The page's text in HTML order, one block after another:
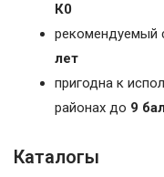
К0
рекомендуемый
лет
пригодна к
районах до 9
Каталогы